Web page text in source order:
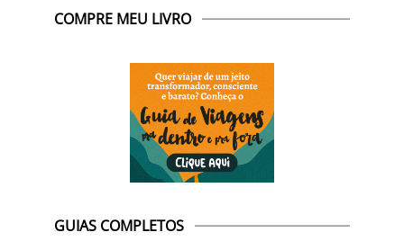
COMPRE MEU LIVRO
GUIAS COMPLETOS